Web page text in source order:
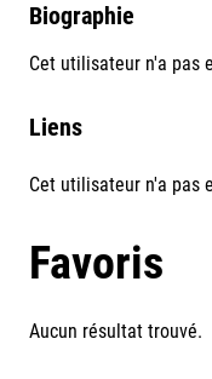
Biographie
Cet utilisateur n'a pas
Liens
Cet utilisateur n'a pas
Favoris
Aucun résultat trouvé.